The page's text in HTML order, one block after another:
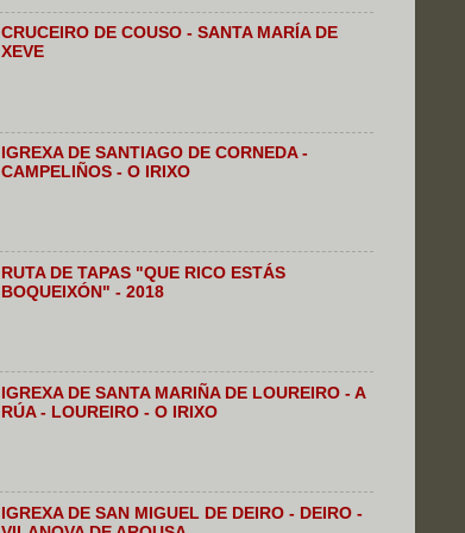
CRUCEIRO DE COUSO - SANTA MARÍA DE
XEVE
IGREXA DE SANTIAGO DE CORNEDA -
CAMPELIÑOS - O IRIXO
RUTA DE TAPAS "QUE RICO ESTÁS
BOQUEIXÓN" - 2018
IGREXA DE SANTA MARIÑA DE LOUREIRO - A
RÚA - LOUREIRO - O IRIXO
IGREXA DE SAN MIGUEL DE DEIRO - DEIRO -